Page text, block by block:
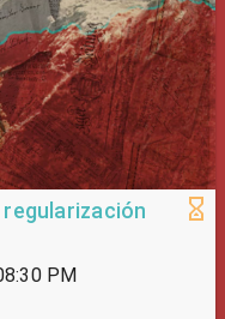
PM